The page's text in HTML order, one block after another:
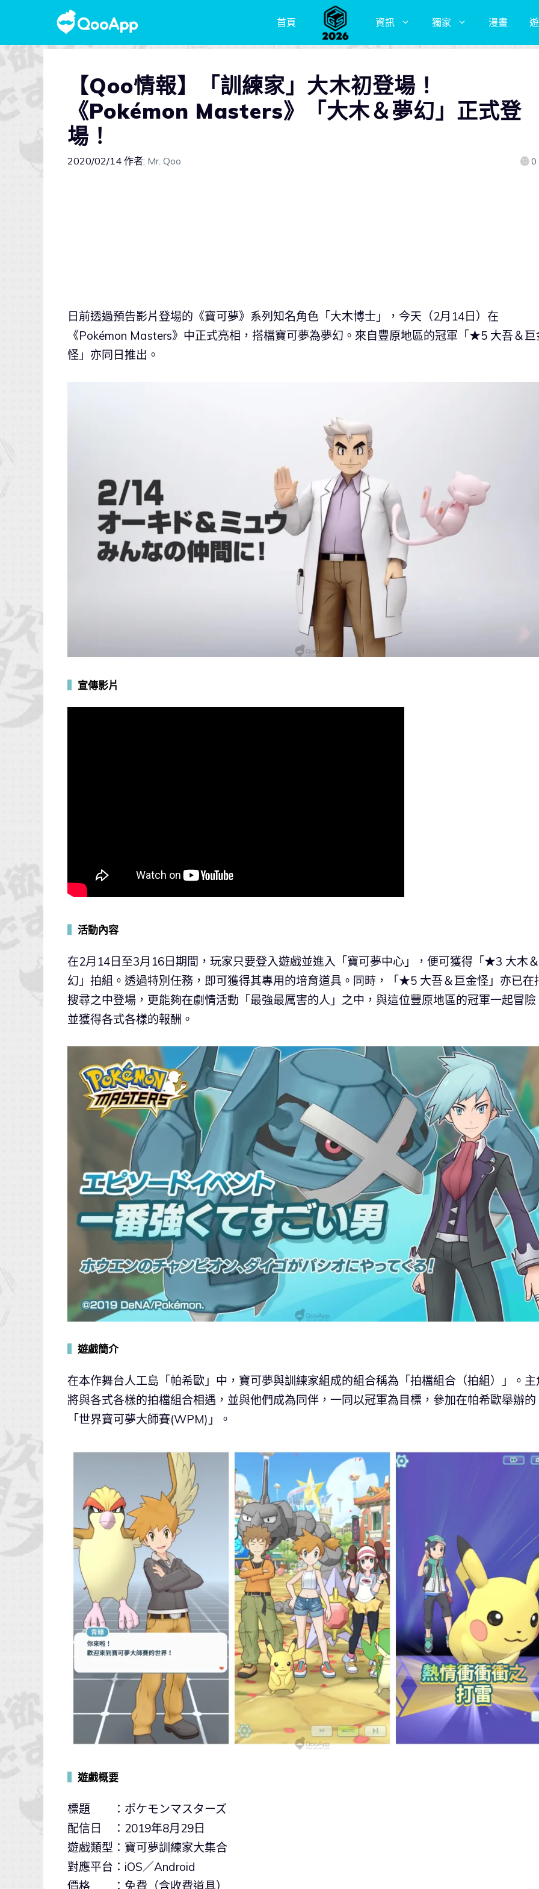
首頁 資訊 獨家 漫畫
【Qoo情報】「訓練家」大木初登場！
《Pokémon Masters》「大木＆夢幻」正式登
場！
2020/02/14 作者: Mr. Qoo 0
日前透過預告影片登場的《寶可夢》系列知名角色「大木博士」，今天（2月14日）在
《Pokémon Masters》中正式亮相，搭檔寶可夢為夢幻。來自豐原地區的冠軍「★5 大吾＆巨
怪」亦同日推出。
宣傳影片
活動內容
在2月14日至3月16日期間，玩家只要登入遊戲並進入「寶可夢中心」，便可獲得「★3 大木
幻」拍組。透過特別任務，即可獲得其專用的培育道具。同時，「★5 大吾＆巨金怪」亦已在
搜尋之中登場，更能夠在劇情活動「最強最厲害的人」之中，與這位豐原地區的冠軍一起冒險
並獲得各式各樣的報酬。
遊戲簡介
在本作舞台人工島「帕希歐」中，寶可夢與訓練家組成的組合稱為「拍檔組合（拍組）」。主
將與各式各樣的拍檔組合相遇，並與他們成為同伴，一同以冠軍為目標，參加在帕希歐舉辦的
「世界寶可夢大師賽(WPM)」。
遊戲概要
標題 ：ポケモンマスターズ
配信日 ：2019年8月29日
遊戲類型：寶可夢訓練家大集合
對應平台：iOS／Android